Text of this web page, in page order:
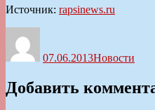
Источник: rapsinews.ru
07.06.2013Новости
Добавить